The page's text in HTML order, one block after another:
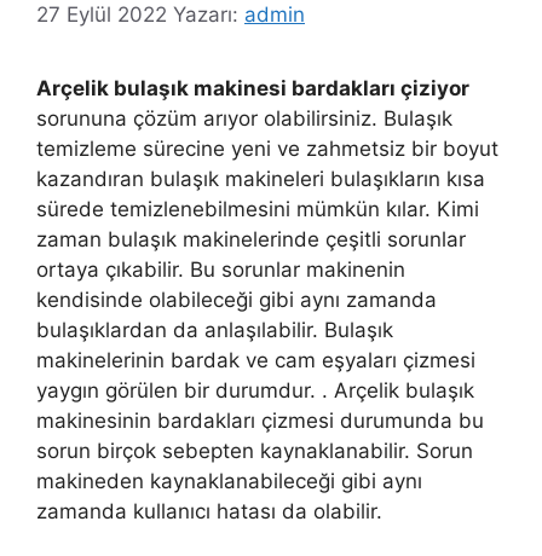
27 Eylül 2022 Yazarı: admin
Arçelik bulaşık makinesi bardakları çiziyor
sorununa çözüm arıyor olabilirsiniz. Bulaşık
temizleme sürecine yeni ve zahmetsiz bir boyut
kazandıran bulaşık makineleri bulaşıkların kısa
sürede temizlenebilmesini mümkün kılar. Kimi
zaman bulaşık makinelerinde çeşitli sorunlar
ortaya çıkabilir. Bu sorunlar makinenin
kendisinde olabileceği gibi aynı zamanda
bulaşıklardan da anlaşılabilir. Bulaşık
makinelerinin bardak ve cam eşyaları çizmesi
yaygın görülen bir durumdur. . Arçelik bulaşık
makinesinin bardakları çizmesi durumunda bu
sorun birçok sebepten kaynaklanabilir. Sorun
makineden kaynaklanabileceği gibi aynı
zamanda kullanıcı hatası da olabilir.